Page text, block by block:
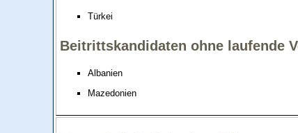
Türkei
Beitrittskandidaten ohne laufende
Albanien
Mazedonien